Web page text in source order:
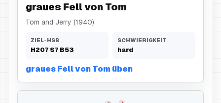
graues Fell von Tom
Tom and Jerry (1940)
ZIEL-HSB
H207 S7 B53
SCHWIERIGKEIT
hard
graues Fell von Tom üben